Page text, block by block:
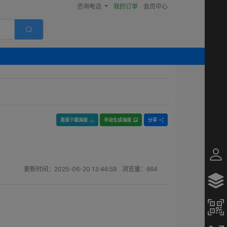
咨询电话 我的订单 会员中心
直接下载海报 手动生成海报 分享
更新时间： 2025-06-20 13:46:59 浏览量： 664